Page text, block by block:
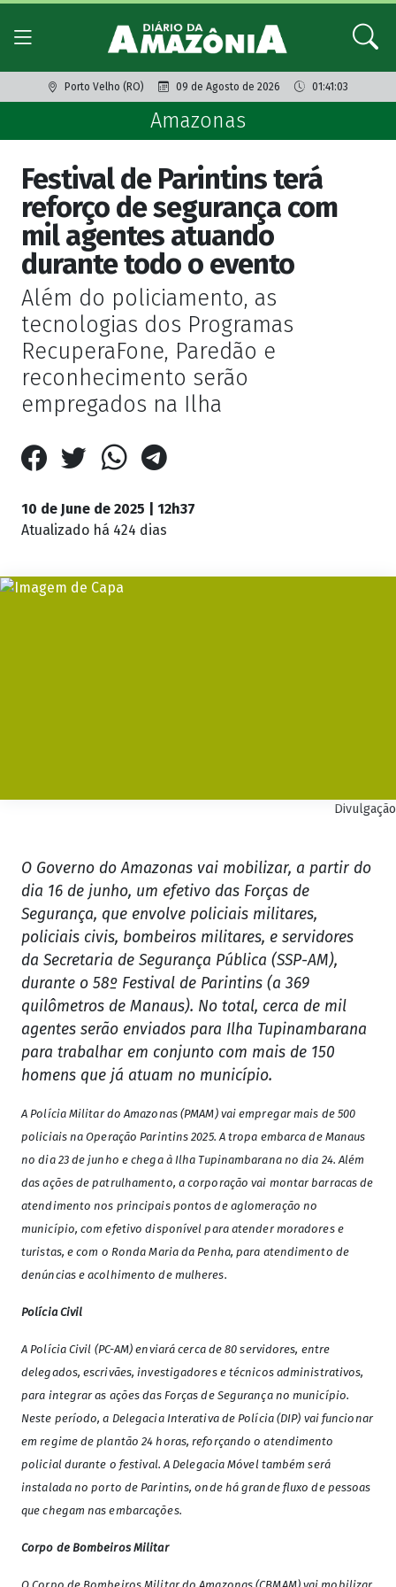
Porto Velho (RO) 09 de Agosto de 2026 01:41:03
Amazonas
Festival de Parintins terá
reforço de segurança com
mil agentes atuando
durante todo o evento
Além do policiamento, as
tecnologias dos Programas
RecuperaFone, Paredão e
reconhecimento serão
empregados na Ilha
10 de June de 2025 | 12h37
Atualizado há 424 dias
Divulgação
O Governo do Amazonas vai mobilizar, a partir do
dia 16 de junho, um efetivo das Forças de
Segurança, que envolve policiais militares,
policiais civis, bombeiros militares, e servidores
da Secretaria de Segurança Pública (SSP-AM),
durante o 58º Festival de Parintins (a 369
quilômetros de Manaus). No total, cerca de mil
agentes serão enviados para Ilha Tupinambarana
para trabalhar em conjunto com mais de 150
homens que já atuam no município.
A Polícia Militar do Amazonas (PMAM) vai empregar mais de 500
policiais na Operação Parintins 2025. A tropa embarca de Manaus
no dia 23 de junho e chega à Ilha Tupinambarana no dia 24. Além
das ações de patrulhamento, a corporação vai montar barracas de
atendimento nos principais pontos de aglomeração no
município, com efetivo disponível para atender moradores e
turistas, e com o Ronda Maria da Penha, para atendimento de
denúncias e acolhimento de mulheres.
Polícia Civil
A Polícia Civil (PC-AM) enviará cerca de 80 servidores, entre
delegados, escrivães, investigadores e técnicos administrativos,
para integrar as ações das Forças de Segurança no município.
Neste período, a Delegacia Interativa de Polícia (DIP) vai funcionar
em regime de plantão 24 horas, reforçando o atendimento
policial durante o festival. A Delegacia Móvel também será
instalada no porto de Parintins, onde há grande fluxo de pessoas
que chegam nas embarcações.
Corpo de Bombeiros Militar